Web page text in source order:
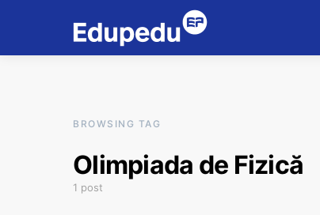
BROWSING TAG
Olimpiada de Fizică
1 post